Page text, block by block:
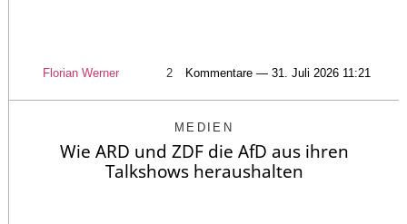
Florian Werner 2 Kommentare — 31. Juli 2026 11:21
MEDIEN
Wie ARD und ZDF die AfD aus ihren
Talkshows heraushalten